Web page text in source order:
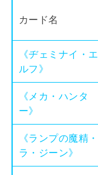
カード名
《ヂェミナイ・エ
ルフ》
《メカ・ハンタ
ー》
《ランプの魔精・
ラ・ジーン》